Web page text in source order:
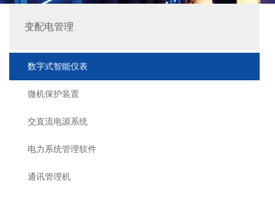
变配电管理
数字式智能仪表
微机保护装置
交直流电源系统
电力系统管理软件
通讯管理机